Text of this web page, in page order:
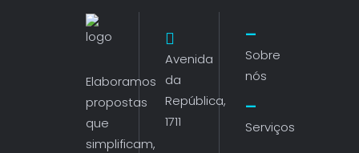
Elaboramos
propostas
que
simplificam,
Avenida
da
República,
1711
Sobre
nós
Serviços